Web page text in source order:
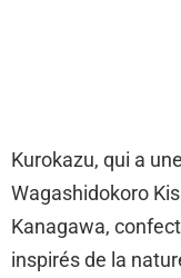
Kurokazu, qui a
Wagashidokoro
Kanagawa,
inspirés de la